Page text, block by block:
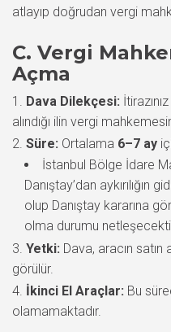
atlayıp doğrudan vergi
C. Vergi
Açma
Dava Dilekçesi:
alındığı ilin vergi
Süre: Ortalama 6–7 ay
İstanbul Bölge İdare
Danıştay’dan aykırılığın
olup Danıştay kararına
olma durumu
Yetki: Dava, aracın satın
görülür.
İkinci El Araçlar: Bu
olamamaktadır.